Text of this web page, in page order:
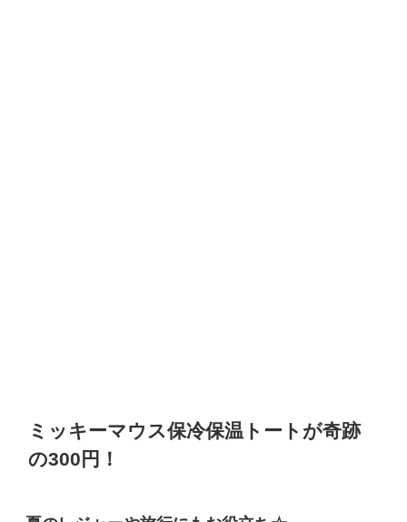
ミッキーマウス保冷保温トートが奇跡
の300円！